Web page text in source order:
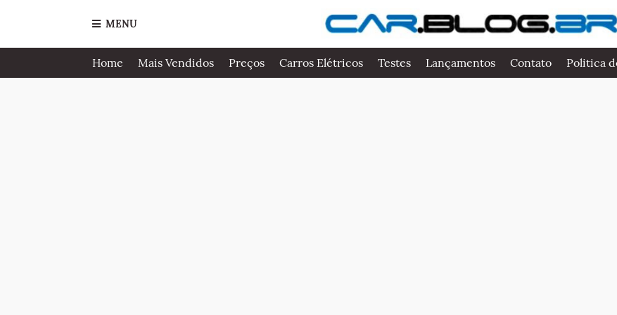
MENU
Home Mais Vendidos Preços Carros Elétricos Testes Lançamentos Contato Politica